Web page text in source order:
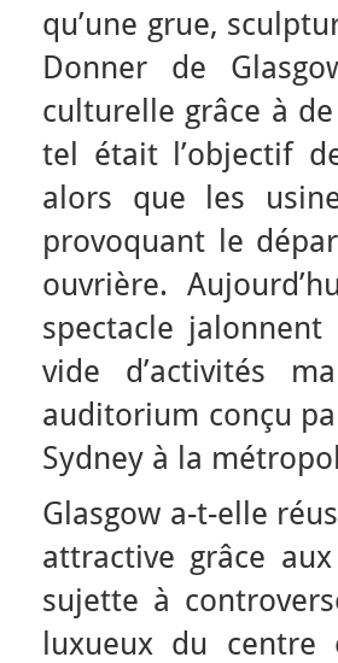
qu’une grue,
Donner de
culturelle grâce à
tel était l’objectif
alors que les
provoquant le
ouvrière.
spectacle jalonnent
vide d’activités
auditorium conçu
Sydney à la
Glasgow a-t-elle
attractive grâce
sujette à
luxueux du centre